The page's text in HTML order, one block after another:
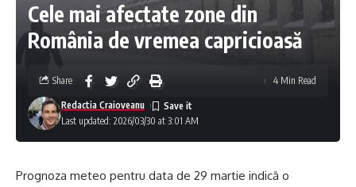
Cele mai afectate zone din
România de vremea capricioasă
Last updated: 2026/03/30 at 3:01 AM
Redactia Craioveanu
Share 4 Min Read
Prognoza meteo pentru data de 29 martie indică o